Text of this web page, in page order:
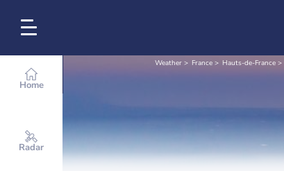
Home
Radar
Weather France Hauts-de-France